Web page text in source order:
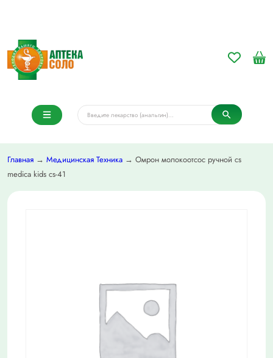
Главная → Медицинская Техника → Омрон молокоотсос ручной cs
medica kids cs-41